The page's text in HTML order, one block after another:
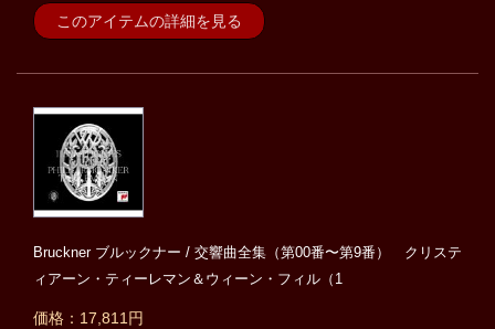
このアイテムの詳細を見る
Bruckner ブルックナー / 交響曲全集（第00番〜第9番） クリステ
ィアーン・ティーレマン＆ウィーン・フィル（1
価格：17,811円